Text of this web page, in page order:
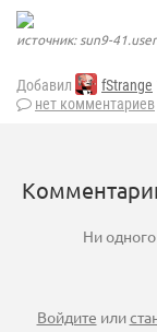
источник: sun9-
Добавил fStrange
нет комментариев
Ни
Войдите или